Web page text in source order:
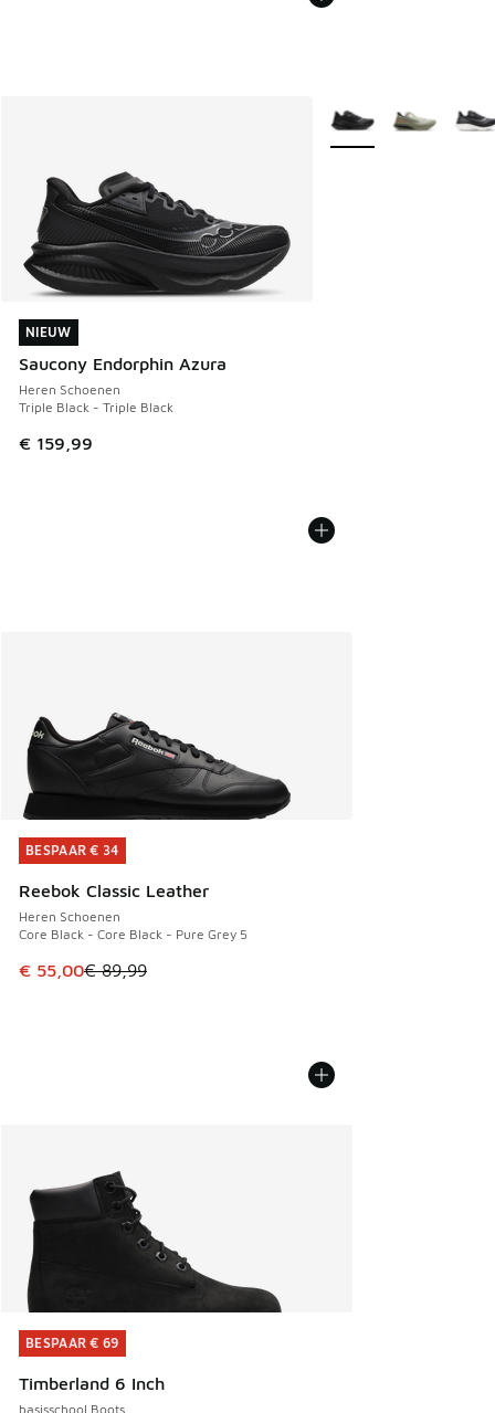
NIEUW
Saucony Endorphin Azura
Heren Schoenen
Triple Black - Triple Black
€ 159,99
NIEUW
Meer kleuren
BESPAAR € 34
Reebok Classic Leather
Heren Schoenen
Core Black - Core Black - Pure Grey 5
Dit artikel is in de uitverkoop. Dit artikel is in de
€ 55,00€ 89,99
BESPAAR € 34
BESPAAR € 69
Timberland 6 Inch
basisschool Boots
BESPAAR € 69